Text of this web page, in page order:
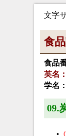
文字
食
食品
英名：
学名：
09.